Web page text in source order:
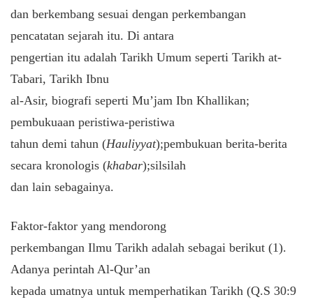
dan berkembang sesuai dengan perkembangan
pencatatan sejarah itu. Di antara
pengertian itu adalah Tarikh Umum seperti Tarikh at-
Tabari, Tarikh Ibnu
al-Asir, biografi seperti Mu’jam Ibn Khallikan;
pembukuaan peristiwa-peristiwa
tahun demi tahun (Hauliyyat);pembukuan berita-berita
secara kronologis (khabar);silsilah
dan lain sebagainya.
Faktor-faktor yang mendorong
perkembangan Ilmu Tarikh adalah sebagai berikut (1).
Adanya perintah Al-Qur’an
kepada umatnya untuk memperhatikan Tarikh (Q.S 30:9